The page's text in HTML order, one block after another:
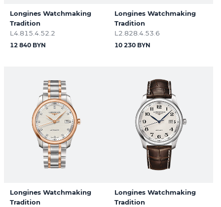
Longines Watchmaking
Tradition
L4.815.4.52.2
12 840 BYN
Longines Watchmaking
Tradition
L2.828.4.53.6
10 230 BYN
Longines Watchmaking
Tradition
Longines Watchmaking
Tradition